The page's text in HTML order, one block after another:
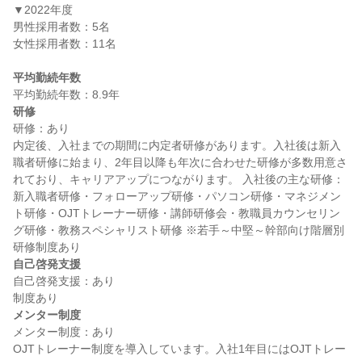
▼2022年度
男性採用者数：5名
女性採用者数：11名
平均勤続年数
研修
研修：あり
内定後、入社までの期間に内定者研修があります。入社後は新入
職者研修に始まり、2年目以降も年次に合わせた研修が多数用意さ
れており、キャリアアップにつながります。 入社後の主な研修：
新入職者研修・フォローアップ研修・パソコン研修・マネジメン
ト研修・OJTトレーナー研修・講師研修会・教職員カウンセリン
グ研修・教務スペシャリスト研修 ※若手～中堅～幹部向け階層別
自己啓発支援
自己啓発支援：あり
メンター制度
メンター制度：あり
OJTトレーナー制度を導入しています。入社1年目にはOJTトレー